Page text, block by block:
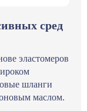
сред
эластомеров
шланги
маслом.